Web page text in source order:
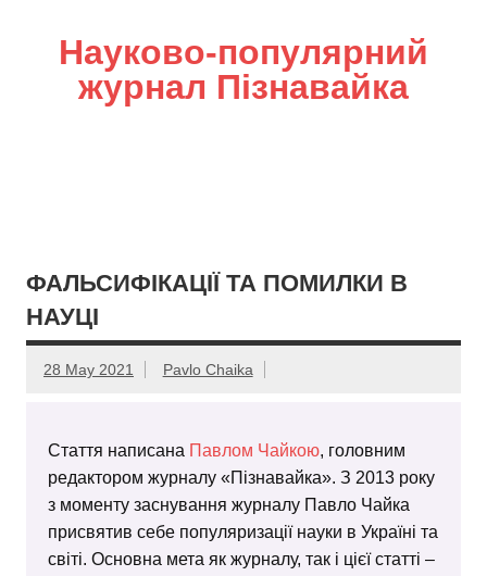
Науково-популярний
журнал Пізнавайка
ФАЛЬСИФІКАЦІЇ ТА ПОМИЛКИ В
НАУЦІ
28 May 2021 Pavlo Chaika
Стаття написана Павлом Чайкою, головним
редактором журналу «Пізнавайка». З 2013 року
з моменту заснування журналу Павло Чайка
присвятив себе популяризації науки в Україні та
світі. Основна мета як журналу, так і цієї статті –